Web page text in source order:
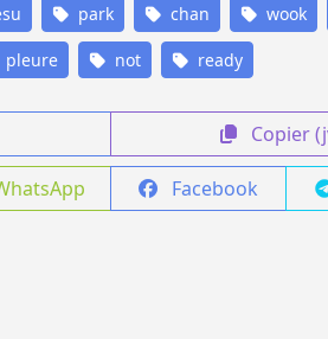
park chan wook
pleure not ready
Copier
Facebook